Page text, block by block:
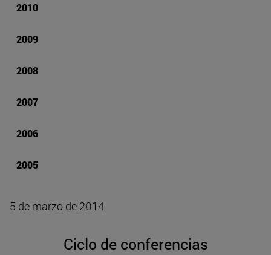
2010
2009
2008
2007
2006
2005
5 de marzo de 2014
Ciclo de conferencias